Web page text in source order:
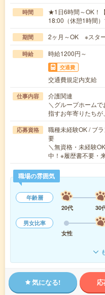
時間
★1日6時間～OK！
18:00（休憩1時間
期間 2ヶ月～OK ※スタ
時給 時給1200円～
交通費
交通費規定内支給
仕事内容
介護関連
＼グループホーム
指すお年寄りたち
応募資格
職種未経験OK / ブ
要
＼無資格・未経験
中！※履歴書不要・
職場の雰囲気
年齢層
20代
30
男女比率
女性
気になる!